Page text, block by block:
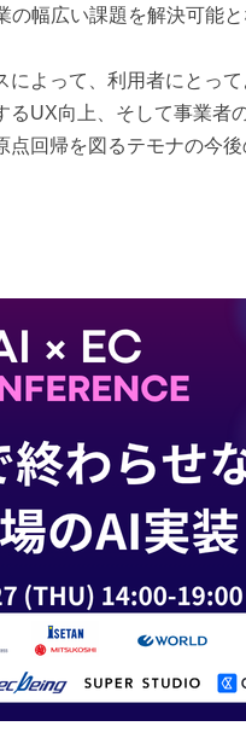
幅広い課題を解決可能と
よって、利用者にとっ
るUX向上、そして事業者
回帰を図るテモナの今